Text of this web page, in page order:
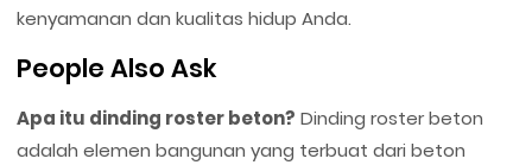
kenyamanan dan kualitas hidup Anda.
People Also Ask
Apa itu dinding roster beton? Dinding roster beton
adalah elemen bangunan yang terbuat dari beton